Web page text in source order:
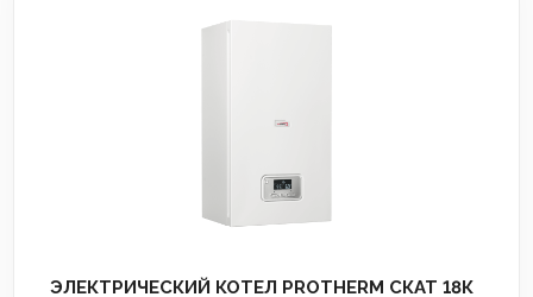
ЭЛЕКТРИЧЕСКИЙ КОТЕЛ PROTHERM СКАТ 18К